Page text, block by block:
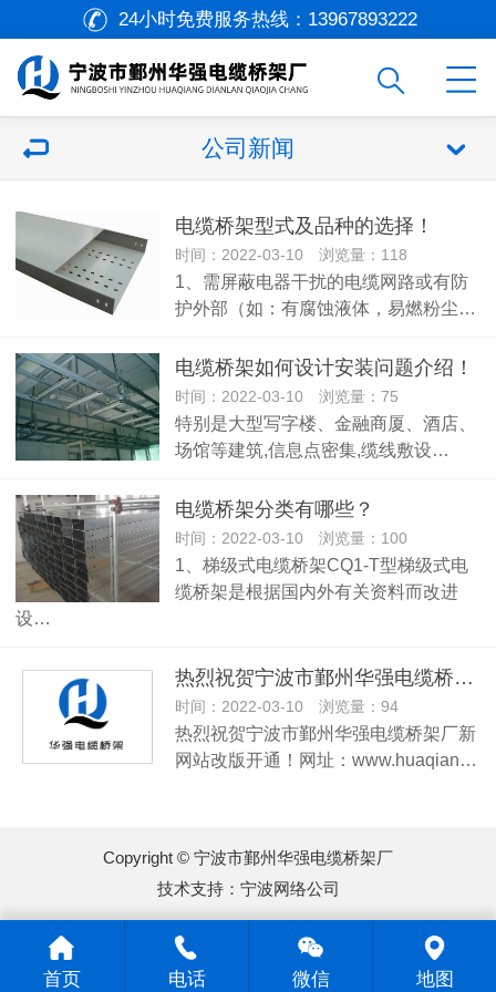
24小时免费服务热线： 13967893222
公司新闻
电缆桥架型式及品种的选择！
时间：2022-03-10 浏览量：118
1、需屏蔽电器干扰的电缆网路或有防
护外部（如：有腐蚀液体，易燃粉尘…
电缆桥架如何设计安装问题介绍！
时间：2022-03-10 浏览量：75
特别是大型写字楼、金融商厦、酒店、
场馆等建筑,信息点密集,缆线敷设…
电缆桥架分类有哪些？
时间：2022-03-10 浏览量：100
1、梯级式电缆桥架CQ1-T型梯级式电
缆桥架是根据国内外有关资料而改进
设…
热烈祝贺宁波市鄞州华强电缆桥架厂新网站改版开通！
时间：2022-03-10 浏览量：94
热烈祝贺宁波市鄞州华强电缆桥架厂新
网站改版开通！网址：www.huaqian…
Copyright © 宁波市鄞州华强电缆桥架厂
技术支持： 宁波网络公司
首页 电话 微信 地图